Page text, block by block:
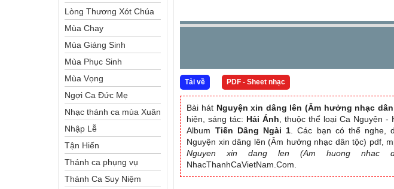
Tải về PDF - Sheet nhạc
Bài hát Nguyện xin dâng lên (Âm hưởng nhạc
hiện, sáng tác: Hải Ánh , thuộc thể loại Ca Nguyện
Album Tiến Dâng Ngài 1 . Các bạn có thể nghe,
Nguyện xin dâng lên (Âm hưởng nhạc dân tộc) pdf,
Nguyen xin dang len (Am huong nhac
NhacThanhCaVietNam.Com.
Lòng Thương Xót Chúa
Mùa Chay
Mùa Giáng Sinh
Mùa Phục Sinh
Mùa Vọng
Ngợi Ca Đức Mẹ
Nhạc thánh ca mùa Xuân
Nhập Lễ
Tận Hiến
Thánh ca phụng vụ
Thánh Ca Suy Niệm